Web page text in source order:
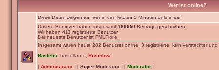
Wer ist online?
Diese Daten zeigen an, wer in den letzten 5 Minuten online war.
Unsere Benutzer haben insgesamt 169950 Beiträge geschrieben.
Wir haben 413 registrierte Benutzer.
Der neueste Benutzer ist FMLFlore
Insgesamt waren heute 282 Benutzer online: 3 registrierte, kein versteckter
Bastelei
basteltante
Rosinova
[ Administrator ] [ Super Moderator ] [ Moderator ]